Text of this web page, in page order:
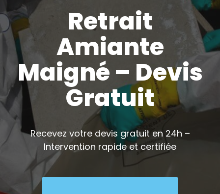
Retrait
Amiante
Maigné – Devis
Gratuit
Recevez votre devis gratuit en 24h –
Intervention rapide et certifiée